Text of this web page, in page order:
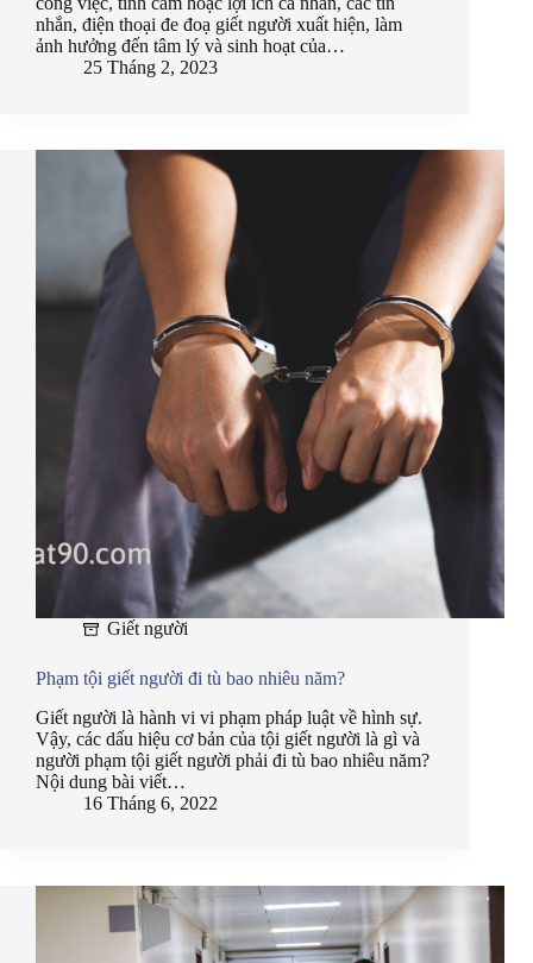
nhắn, điện thoại đe đoạ giết người xuất hiện, làm
ảnh hưởng đến tâm lý và sinh hoạt của…
25 Tháng 2, 2023
Giết người
Phạm tội giết người đi tù bao nhiêu năm?
Giết người là hành vi vi phạm pháp luật về hình sự.
Vậy, các dấu hiệu cơ bản của tội giết người là gì và
người phạm tội giết người phải đi tù bao nhiêu năm?
Nội dung bài viết…
16 Tháng 6, 2022